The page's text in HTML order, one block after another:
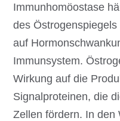
Immunhomöostase
des
auf
Immunsystem.
Wirkung auf die
Signalproteinen, die
Zellen fördern. In den